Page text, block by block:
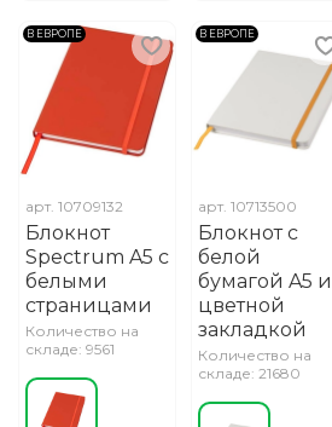
В ЕВРОПЕ
арт. 10709132
Блокнот
Spectrum A5 с
белыми
страницами
Количество на
складе: 9561
В ЕВРОПЕ
арт.10713500
Блокнот с
белой
бумагой A5 и
цветной
закладкой
Количество на
складе: 21680